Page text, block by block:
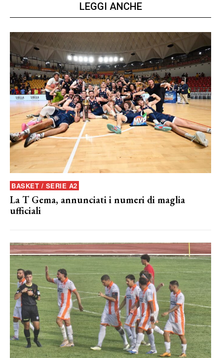
LEGGI ANCHE
BASKET / SERIE A2
La T Gema, annunciati i numeri di maglia
ufficiali